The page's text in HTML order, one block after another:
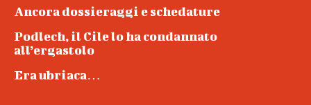
Ancora dossieraggi e schedature
Podlech, il Cile lo ha condannato
all’ergastolo
Era ubriaca…